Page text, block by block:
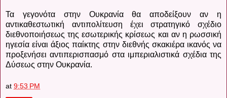
Τα γεγονότα στην Ουκρανία θα αποδείξουν αν η
αντικαθεστωτική αντιπολίτευση έχει στρατηγικό σχέδιο
διεθνοποιήσεως της εσωτερικής κρίσεως και αν η ρωσσική
ηγεσία είναι άξιος παίκτης στην διεθνής σκακιέρα ικανός να
προξενήσει αντιπερισπασμό στα ιμπεριαλιστικά σχέδια της
Δύσεως στην Ουκρανία.
at 9:53 PM